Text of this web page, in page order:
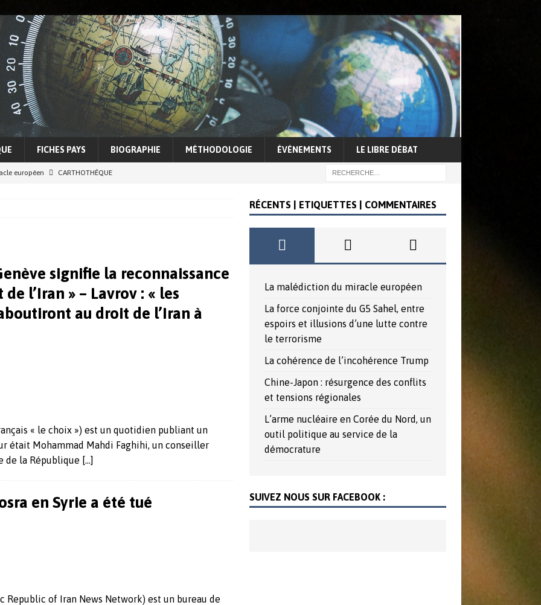
FICHES PAYS BIOGRAPHIE MÉTHODOLOGIE ÉVÉNEMENTS LE LIBRE DÉBAT
européen CARTHOTHÈQUE
Trump
du Nord, un outil politique au service de la démocrature
ACTUALITÉS
signifie la reconnaissance
l’Iran » – Lavrov : « les
au droit de l’Iran à
« le choix ») est un quotidien publiant un
était Mohammad Mahdi Faghihi, un conseiller
de la République […]
en Syrie a été tué
of Iran News Network) est un bureau de
RÉCENTS | ETIQUETTES | COMMENTAIRES
La malédiction du miracle européen
La force conjointe du G5 Sahel, entre
espoirs et illusions d’une lutte contre
le terrorisme
La cohérence de l’incohérence Trump
Chine-Japon : résurgence des conflits
et tensions régionales
L’arme nucléaire en Corée du Nord, un
outil politique au service de la
démocrature
SUIVEZ NOUS SUR FACEBOOK :